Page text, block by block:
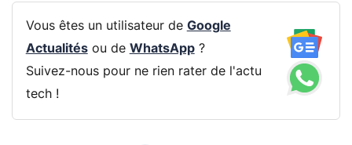
Vous êtes un utilisateur de Google
Actualitésou de WhatsApp?
Suivez-nous pour ne rien rater de l'actu
tech !